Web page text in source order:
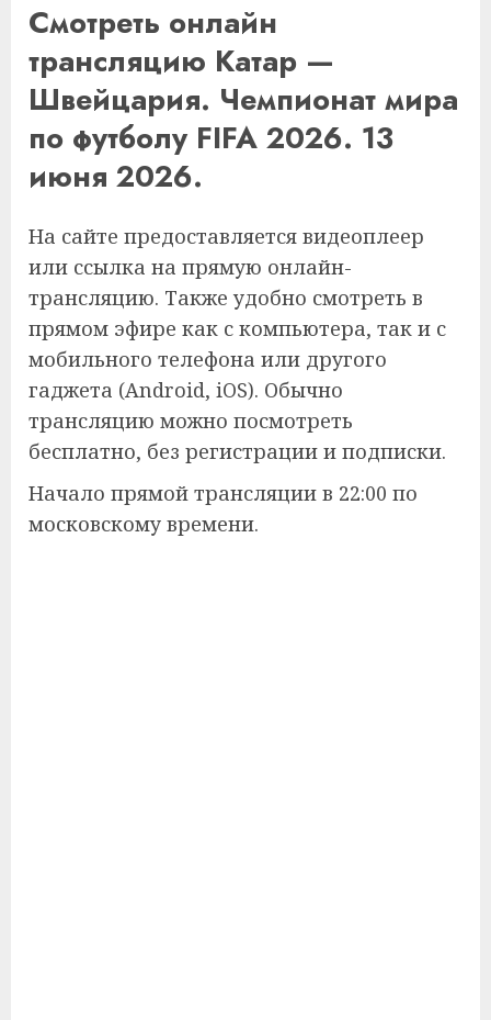
Смотреть онлайн
трансляцию Катар —
Швейцария. Чемпионат мира
по футболу FIFA 2026. 13
июня 2026.
На сайте предоставляется видеоплеер
или ссылка на прямую онлайн-
трансляцию. Также удобно смотреть в
прямом эфире как с компьютера, так и с
мобильного телефона или другого
гаджета (Android, iOS). Обычно
трансляцию можно посмотреть
бесплатно, без регистрации и подписки.
Начало прямой трансляции в 22:00 по
московскому времени.